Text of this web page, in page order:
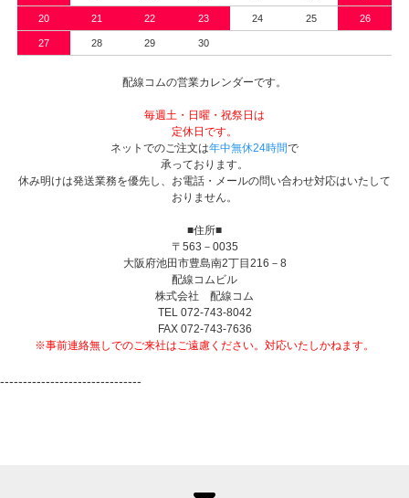
20 21 22 23 24 25 26
27 28 29 30
配線コムの営業カレンダーです。
毎週土・日曜・祝祭日は
定休日です。
ネットでのご注文は年中無休24時間で
承っております。
休み明けは発送業務を優先し、お電話・メールの問い合わせ対応はいたして
おりません。
■住所■
〒563－0035
大阪府池田市豊島南2丁目216－8
配線コムビル
株式会社 配線コム
TEL 072-743-8042
FAX 072-743-7636
※事前連絡無しでのご来社はご遠慮ください。対応いたしかねます。
-------------------------------